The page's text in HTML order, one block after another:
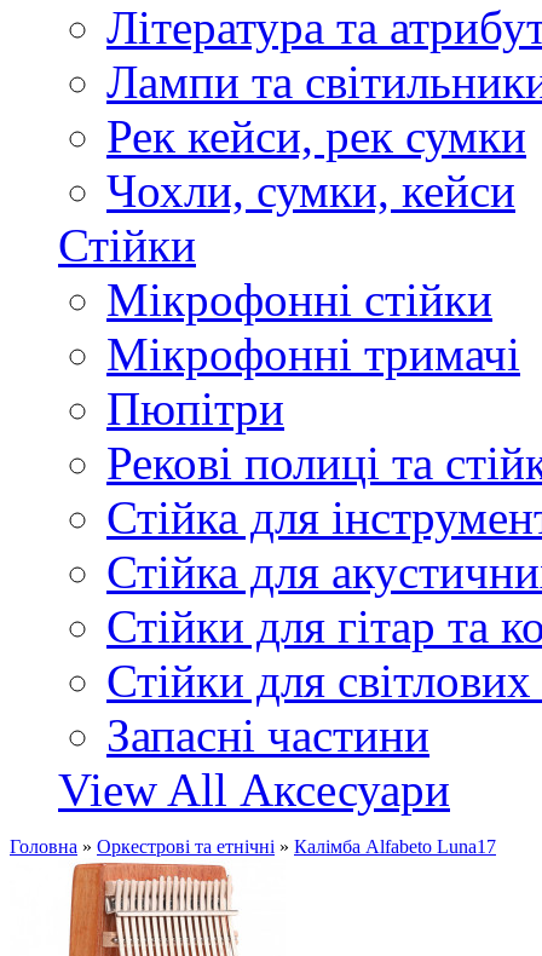
Література та
Лампи та
Рек кейси, рек сумки
Чохли, сумки, кейси
Стійки
Мікрофонні стійки
Мікрофонні тримачі
Пюпітри
Рекові полиці та
Стійка для
Стійка для
Стійки для гітар та
Стійки для
Запасні частини
View All Аксесуари
Головна » Оркестрові та етнічні » Калімба Alfabeto Luna17